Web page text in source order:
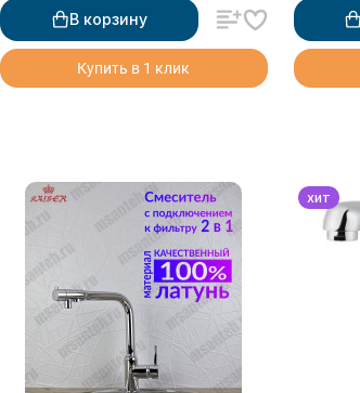
В корзину
Купить в 1 клик
хит